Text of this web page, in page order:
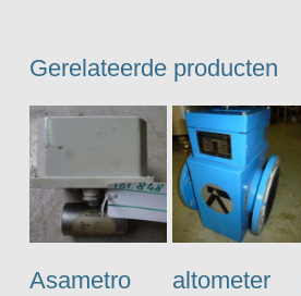
Gerelateerde producten
Asametro
altometer